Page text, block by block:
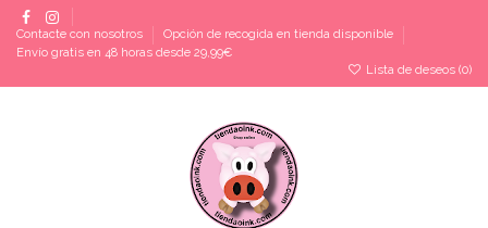
Contacte con nosotros
Opción de recogida en tienda disponible
Envío gratis en 48 horas desde 29,99€
Lista de deseos (0)